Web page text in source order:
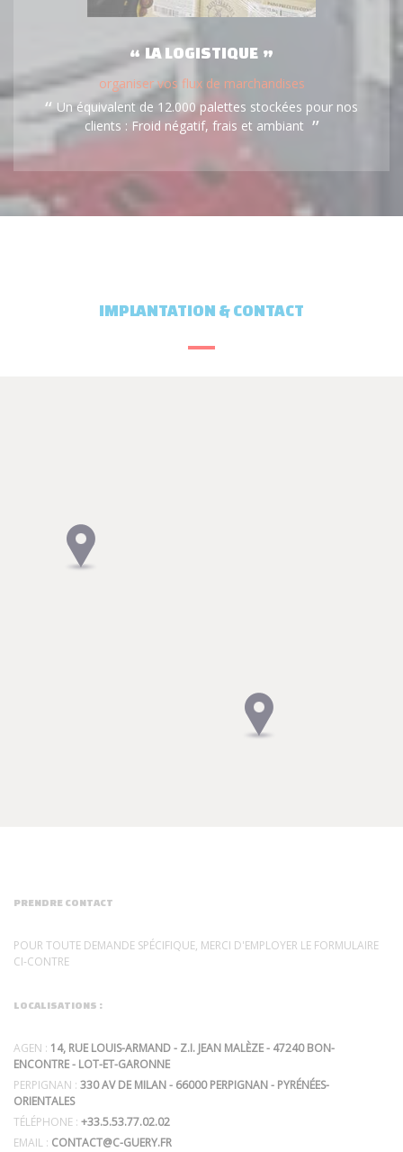
LA LOGISTIQUE
organiser vos flux de marchandises
Un équivalent de 12.000 palettes stockées pour nos
clients : Froid négatif, frais et ambiant
IMPLANTATION & CONTACT
PRENDRE CONTACT
POUR TOUTE DEMANDE SPÉCIFIQUE, MERCI D'EMPLOYER LE FORMULAIRE
CI-CONTRE
LOCALISATIONS :
AGEN : 14, RUE LOUIS-ARMAND - Z.I. JEAN MALÈZE - 47240 BON-
ENCONTRE - LOT-ET-GARONNE
PERPIGNAN : 330 AV DE MILAN - 66000 PERPIGNAN - PYRÉNÉES-
ORIENTALES
TÉLÉPHONE : +33.5.53.77.02.02
EMAIL : CONTACT@C-GUERY.FR